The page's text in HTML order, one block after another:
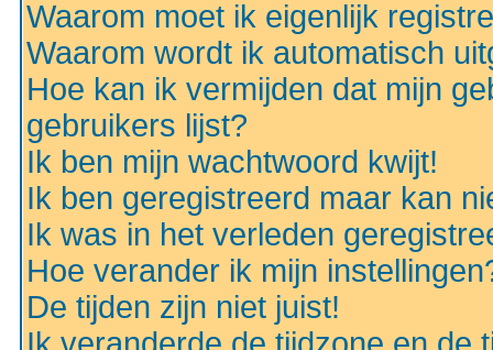
Waarom moet ik eigenlijk
Waarom wordt ik automatisch
Hoe kan ik vermijden dat mijn
gebruikers lijst?
Ik ben mijn wachtwoord kwijt!
Ik ben geregistreerd maar kan
Ik was in het verleden
Hoe verander ik mijn
De tijden zijn niet juist!